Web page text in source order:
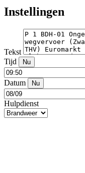
Instellingen
Tekst
Tijd
Nu
Datum Nu
Hulpdienst